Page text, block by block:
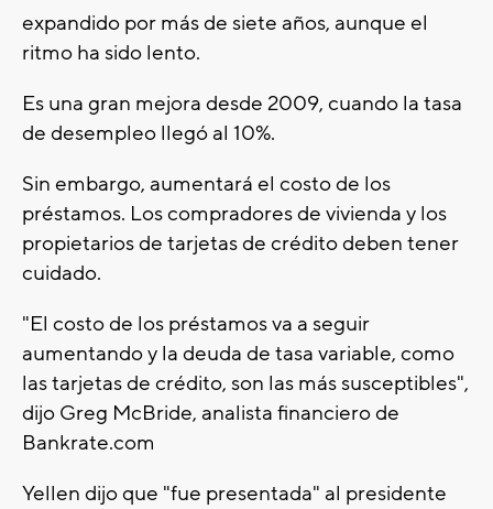
expandido por más de siete años, aunque el
ritmo ha sido lento.
Es una gran mejora desde 2009, cuando la tasa
de desempleo llegó al 10%.
Sin embargo, aumentará el costo de los
préstamos. Los compradores de vivienda y los
propietarios de tarjetas de crédito deben tener
cuidado.
"El costo de los préstamos va a seguir
aumentando y la deuda de tasa variable, como
las tarjetas de crédito, son las más susceptibles",
dijo Greg McBride, analista financiero de
Bankrate.com
Yellen dijo que "fue presentada" al presidente